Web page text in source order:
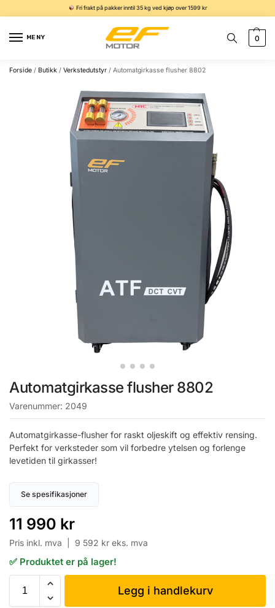
Fri frakt på pakker inntil 35 kg ved kjøp over 1599 kr
MENY 0
Forside / Butikk / Verkstedutstyr / Automatgirkasse flusher 8802
Automatgirkasse flusher 8802
Varenummer: 2049
Automatgirkasse-flusher for raskt oljeskift og effektiv rensing.
Perfekt for verksteder som vil forbedre ytelsen og forlenge
levetiden til girkasser!
Se spesifikasjoner
11 990 kr
Pris inkl. mva | 9 592 kr eks. mva
✅ Produktet er på lager!
Legg i handlekurv